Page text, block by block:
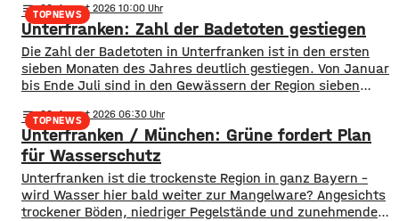
TOPNEWS
notes 06. August 2026 10:00
Unterfranken: Zahl der Badetoten gestiegen
Die Zahl der Badetoten in Unterfranken ist in den ersten
sieben Monaten des Jahres deutlich gestiegen. Von Januar
bis Ende Juli sind in den Gewässern der Region sieben
waren es drei. Diese Zahlen teilte die DLRG mit. Auch
bayernweit ist die Zahl der Badetoten gestiegen. Während
im Freistaat die
TOPNEWS
notes 06. August 2026 06:30
Unterfranken / München: Grüne fordert Plan
für Wasserschutz
​​Unterfranken ist die trockenste Region in ganz Bayern –
wird Wasser hier bald weiter zur Mangelware? Angesichts
trockener Böden, niedriger Pegelstände und zunehmender